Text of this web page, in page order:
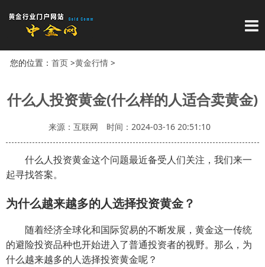
导
您的位置： 首页>黄金行情>
什么人投资黄金(什么样的人适合卖黄金)
来源：互联网 时间：2024-03-16 20:51:10
什么人投资黄金这个问题最近备受人们关注，我们来一
起寻找答案。
为什么越来越多的人选择投资黄金？
随着经济全球化和国际贸易的不断发展，黄金这一传统
的避险投资品种也开始进入了普通投资者的视野。那么，为
什么越来越多的人选择投资黄金呢？